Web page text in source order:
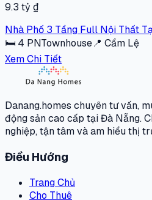
9.3 tỷ ₫
Nhà Phố 3 Tầng Full Nội Thất
🛏 4 PNTownhouse📍 Cẩm Lệ
Xem Chi Tiết
Danang.homes chuyên tư vấn,
động sản cao cấp tại Đà Nẵng.
nghiệp, tận tâm và am hiểu thị
Điều Hướng
Trang Chủ
Cho Thuê